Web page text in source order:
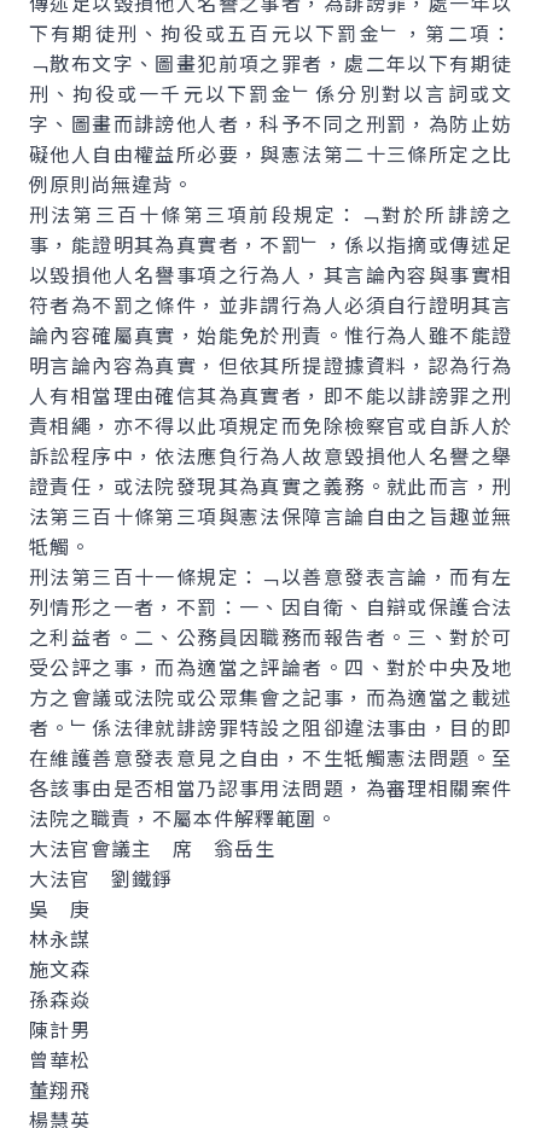
下有期徒刑、拘役或五百元以下罰金﹂，第二項：
﹁散布文字、圖畫犯前項之罪者，處二年以下有期徒
刑、拘役或一千元以下罰金﹂係分別對以言詞或文
字、圖畫而誹謗他人者，科予不同之刑罰，為防止妨
礙他人自由權益所必要，與憲法第二十三條所定之比
例原則尚無違背。
刑法第三百十條第三項前段規定：﹁對於所誹謗之
事，能證明其為真實者，不罰﹂，係以指摘或傳述足
以毀損他人名譽事項之行為人，其言論內容與事實相
符者為不罰之條件，並非謂行為人必須自行證明其言
論內容確屬真實，始能免於刑責。惟行為人雖不能證
明言論內容為真實，但依其所提證據資料，認為行為
人有相當理由確信其為真實者，即不能以誹謗罪之刑
責相繩，亦不得以此項規定而免除檢察官或自訴人於
訴訟程序中，依法應負行為人故意毀損他人名譽之舉
證責任，或法院發現其為真實之義務。就此而言，刑
法第三百十條第三項與憲法保障言論自由之旨趣並無
牴觸。
刑法第三百十一條規定：﹁以善意發表言論，而有左
列情形之一者，不罰：一、因自衛、自辯或保護合法
之利益者。二、公務員因職務而報告者。三、對於可
受公評之事，而為適當之評論者。四、對於中央及地
方之會議或法院或公眾集會之記事，而為適當之載述
者。﹂係法律就誹謗罪特設之阻卻違法事由，目的即
在維護善意發表意見之自由，不生牴觸憲法問題。至
各該事由是否相當乃認事用法問題，為審理相關案件
法院之職責，不屬本件解釋範圍。
大法官會議主 席 翁岳生
大法官 劉鐵錚
吳 庚
林永謀
施文森
孫森焱
陳計男
曾華松
董翔飛
楊慧英